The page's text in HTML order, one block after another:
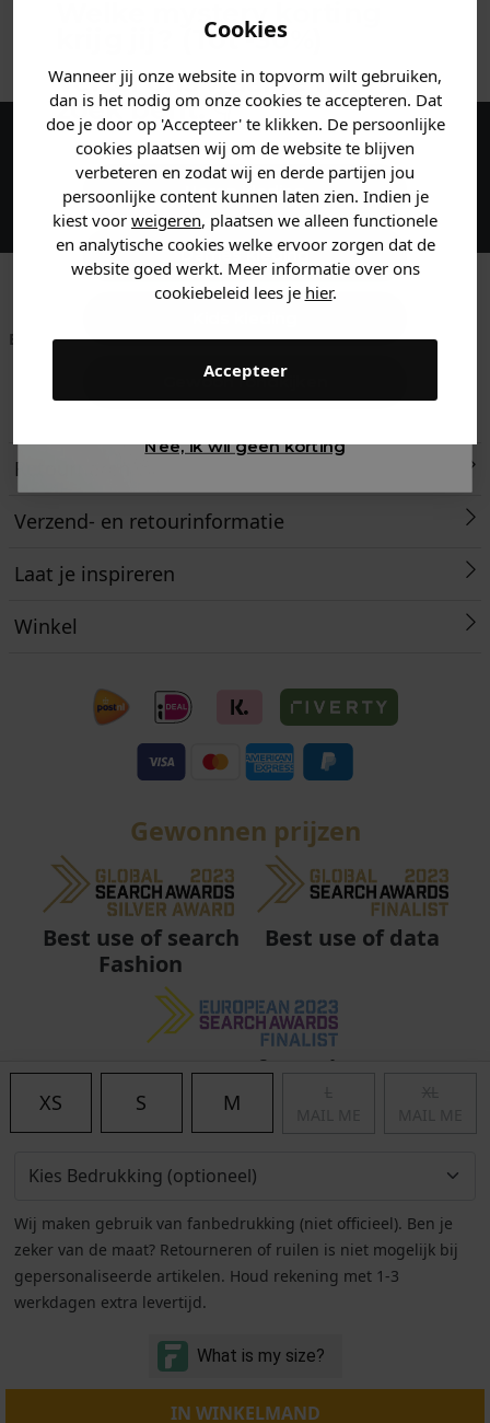
Cookies
Wanneer jij onze website in topvorm wilt gebruiken,
dan is het nodig om onze cookies te accepteren. Dat
doe je door op 'Accepteer' te klikken. De persoonlijke
cookies plaatsen wij om de website te blijven
verbeteren en zodat wij en derde partijen jou
persoonlijke content kunnen laten zien. Indien je
kiest voor weigeren, plaatsen we alleen functionele
en analytische cookies welke ervoor zorgen dat de
website goed werkt. Meer informatie over ons
cookiebeleid lees je hier.
Accepteer
XS S M
Wij maken gebruik van fanbedrukking (niet officieel). Ben je
zeker van de maat? Retourneren of ruilen is niet mogelijk bij
gepersonaliseerde artikelen. Houd rekening met 1-3
werkdagen extra levertijd.
IN WINKELMAND
ANDERE BESTELDEN OOK
Maak een account aan en ontvang 5%
korting op je eerste bestelling!
Betaal achteraf met
Voor 23:59 besteld
is morgen in huis!*
Klanten beoordelen
Retourneren
Verzend- en retourinformatie
Laat je inspireren
Winkel
Gewonnen prijzen
Best use of search
Fashion
Best use of data
Best use of search
Fashion
Algemene voorwaarden | Privacy
© Copyright 2011 - 2026 Soccerfanshop
Welke mystery
krijg jij? (Tot-30%
Vertel ons waar je naar op
zoek bent. 👇
Heren kleding
Dames kleding
Gewoon rondkijken
Nee, ik wil geen korting